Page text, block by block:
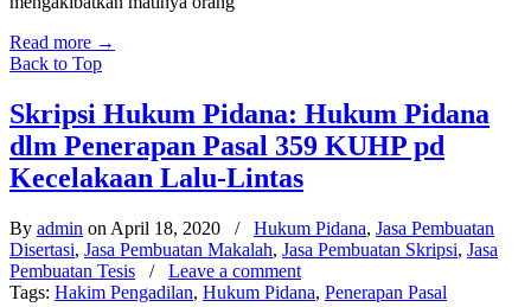
Read more →
Back to Top
Skripsi Hukum Pidana: Hukum Pidana
dlm Penerapan Pasal 359 KUHP pd
Kecelakaan Lalu-Lintas
By admin on April 18, 2020 / Hukum Pidana, Jasa Pembuatan
Disertasi, Jasa Pembuatan Makalah, Jasa Pembuatan Skripsi, Jasa
Pembuatan Tesis
/ Leave a comment
Tags: Hakim Pengadilan, Hukum Pidana, Penerapan Pasal